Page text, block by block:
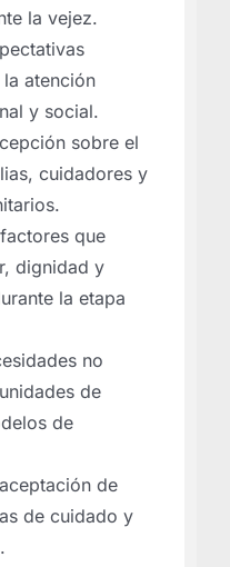
la vejez.
atención
y social.
sobre el
cuidadores y
que
dignidad y
la etapa
no
de
de
de
de cuidado y